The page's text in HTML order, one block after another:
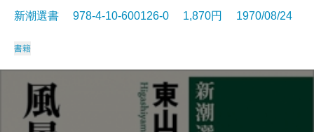
新潮選書 978-4-10-600126-0 1,870円 1970/08/24
書籍